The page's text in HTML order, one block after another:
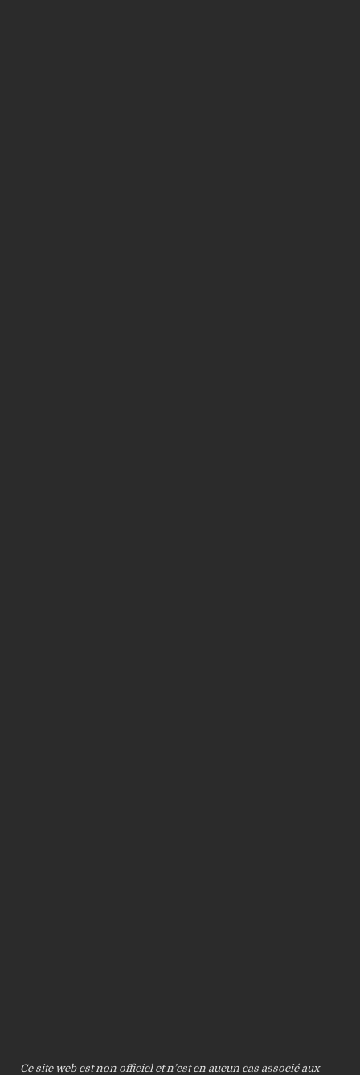
Ce site web est non officiel et n’est en aucun cas associé aux